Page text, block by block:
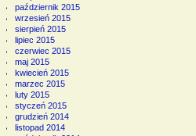
październik 2015
wrzesień 2015
sierpień 2015
lipiec 2015
czerwiec 2015
maj 2015
kwiecień 2015
marzec 2015
luty 2015
styczeń 2015
grudzień 2014
listopad 2014